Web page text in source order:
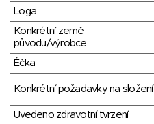
Loga
Konkrétní země
původu/výrobce
Éčka
Konkrétní požadavky na složení
Uvedeno zdravotní tvrzení